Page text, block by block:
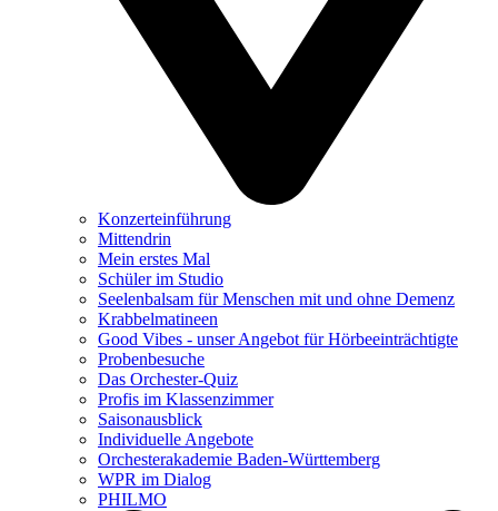
Konzerteinführung
Mittendrin
Mein erstes Mal
Schüler im Studio
Seelenbalsam für Menschen mit und ohne Demenz
Krabbelmatineen
Good Vibes - unser Angebot für Hörbeeinträchtigte
Probenbesuche
Das Orchester-Quiz
Profis im Klassenzimmer
Saisonausblick
Individuelle Angebote
Orchesterakademie Baden-Württemberg
WPR im Dialog
PHILMO